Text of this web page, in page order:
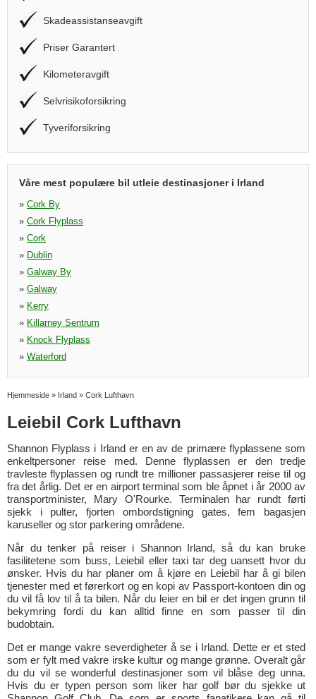
Skadeassistanseavgift
Priser Garantert
Kilometeravgift
Selvrisikoforsikring
Tyveriforsikring
Våre mest populære bil utleie destinasjoner i Irland
» Cork By
» Cork Flyplass
» Cork
» Dublin
» Galway By
» Galway
» Kerry
» Killarney Sentrum
» Knock Flyplass
» Waterford
Hjemmeside » Irland » Cork Lufthavn
Leiebil Cork Lufthavn
Shannon Flyplass i Irland er en av de primære flyplassene som
enkeltpersoner reise med. Denne flyplassen er den tredje
travleste flyplassen og rundt tre millioner passasjerer reise til og
fra det årlig. Det er en airport terminal som ble åpnet i år 2000 av
transportminister, Mary O'Rourke. Terminalen har rundt førti
sjekk i pulter, fjorten ombordstigning gates, fem bagasjen
karuseller og stor parkering områdene.
Når du tenker på reiser i Shannon Irland, så du kan bruke
fasilitetene som buss, Leiebil eller taxi tar deg uansett hvor du
ønsker. Hvis du har planer om å kjøre en Leiebil har å gi bilen
tjenester med et førerkort og en kopi av Passport-kontoen din og
du vil få lov til å ta bilen. Når du leier en bil er det ingen grunn til
bekymring fordi du kan alltid finne en som passer til din
budobtain.
Det er mange vakre severdigheter å se i Irland. Dette er et sted
som er fylt med vakre irske kultur og mange grønne. Overalt går
du du vil se wonderful destinasjoner som vil blåse deg unna.
Hvis du er typen person som liker har golf bør du sjekke ut